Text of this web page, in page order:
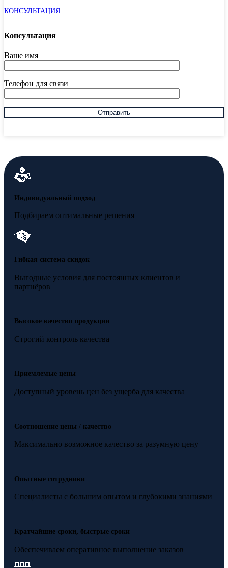
КОНСУЛЬТАЦИЯ
Консультация
Ваше имя
Телефон для связи
Индивидуальный подход
Подбираем оптимальные решения
Гибкая система скидок
Выгодные условия для постоянных клиентов и
партнёров
Высокое качество продукции
Строгий контроль качества
Приемлемые цены
Доступный уровень цен без ущерба для качества
Соотношение цены / качество
Максимально возможное качество за разумную цену
Опытные сотрудники
Специалисты с большим опытом и глубокими знаниями
Кратчайшие сроки, быстрые сроки
Обеспечиваем оперативное выполнение заказов